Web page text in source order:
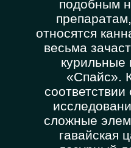
подобным
относятся
весьма
курильные
«Спайс».
сложные
гавайская